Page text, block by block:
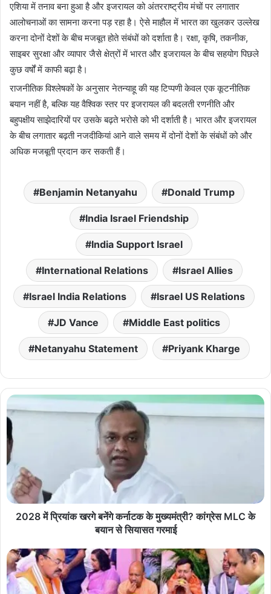
एशिया में तनाव बना हुआ है और इजरायल को अंतरराष्ट्रीय मंचों पर लगातार
आलोचनाओं का सामना करना पड़ रहा है। ऐसे माहौल में भारत का खुलकर उल्लेख
करना दोनों देशों के बीच मजबूत होते संबंधों को दर्शाता है। रक्षा, कृषि, तकनीक,
साइबर सुरक्षा और व्यापार जैसे क्षेत्रों में भारत और इजरायल के बीच सहयोग पिछले
कुछ वर्षों में काफी बढ़ा है।
राजनीतिक विश्लेषकों के अनुसार नेतन्याहू की यह टिप्पणी केवल एक कूटनीतिक
बयान नहीं है, बल्कि यह वैश्विक स्तर पर इजरायल की बदलती रणनीति और
बहुपक्षीय साझेदारियों पर उसके बढ़ते भरोसे को भी दर्शाती है। भारत और इजरायल
के बीच लगातार बढ़ती नजदीकियां आने वाले समय में दोनों देशों के संबंधों को और
अधिक मजबूती प्रदान कर सकती हैं।
Benjamin Netanyahu Donald Trump
India Israel Friendship
India Support Israel
International Relations Israel Allies
Israel India Relations Israel US Relations
JD Vance Middle East politics
Netanyahu Statement Priyank Kharge
2028 में प्रियांक खरगे बनेंगे कर्नाटक के मुख्यमंत्री? कांग्रेस MLC के
बयान से सियासत गरमाई